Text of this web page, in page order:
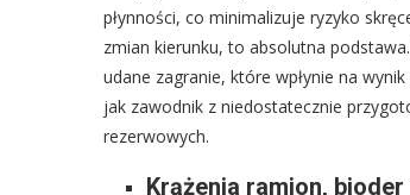
płynności, co minimalizuje ryzyko
zmian kierunku, to absolutna
udane zagranie, które wpłynie na
jak zawodnik z niedostatecznie
rezerwowych.
Krążenia ramion,